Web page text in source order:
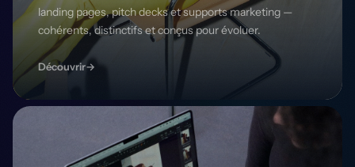
landing pages, pitch decks et supports marketing —
cohérents, distinctifs et conçus pour évoluer.
Découvrir→